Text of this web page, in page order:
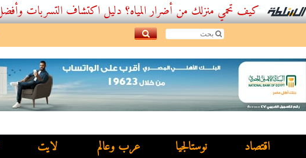
تحمي منزلك من أضرار المياه؟ دليل اكتشاف التسربات وأفضل...
اقتصاد نوستالجيا عرب وعالم لايت